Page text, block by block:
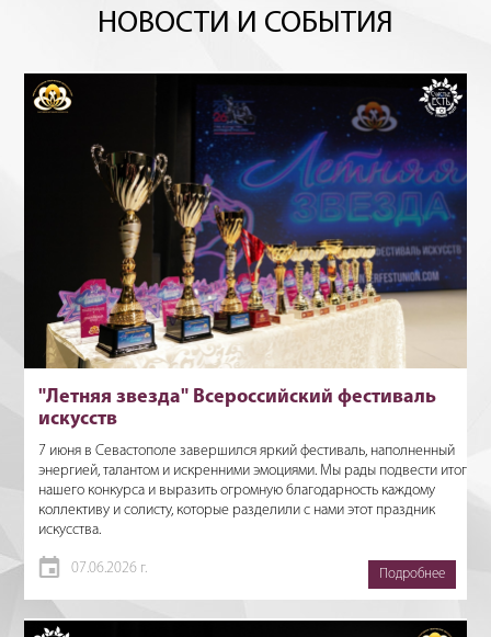
НОВОСТИ И СОБЫТИЯ
"Летняя звезда" Всероссийский фестиваль
искусств
7 июня в Севастополе завершился яркий фестиваль, наполненный
энергией, талантом и искренними эмоциями. Мы рады подвести итоги
нашего конкурса и выразить огромную благодарность каждому
коллективу и солисту, которые разделили с нами этот праздник
искусства.
07.06.2026 г. Подробнее